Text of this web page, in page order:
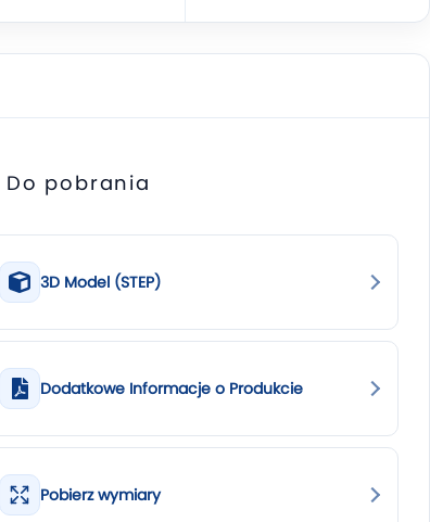
Do pobrania
3D Model (STEP)
Dodatkowe Informacje o Produkcie
Pobierz wymiary